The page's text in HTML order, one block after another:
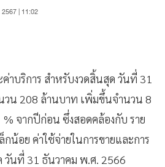
| 11:02
การ สำหรับงวดสิ้นสุด วันที่ 31
วน 208 ล้านบาท เพิ่มขึ้นจำนวน 8
จากปีก่อน ซึ่งสอดคล้องกับ ราย
น้อย ค่าใช้จ่ายในการขายและการ
วันที่ 31 ธันวาคม พ.ศ. 2566